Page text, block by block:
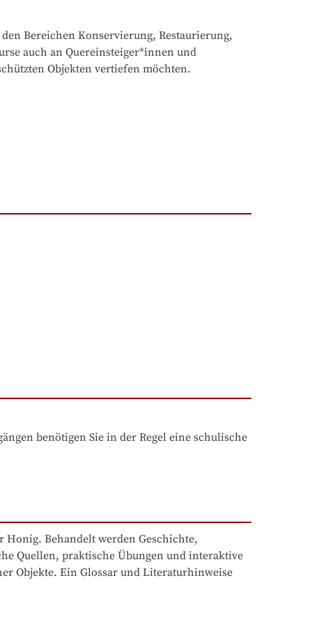
Bereichen Konservierung, Restaurierung,
auch an Quereinsteiger*innen und
Objekten vertiefen möchten.
benötigen Sie in der Regel eine schulische
Honig. Behandelt werden Geschichte,
Quellen, praktische Übungen und interaktive
Objekte. Ein Glossar und Literaturhinweise